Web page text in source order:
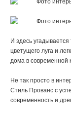
И здесь
цветущего луга и
дома в современной
Не так просто в
Стиль Прованс с
современность и